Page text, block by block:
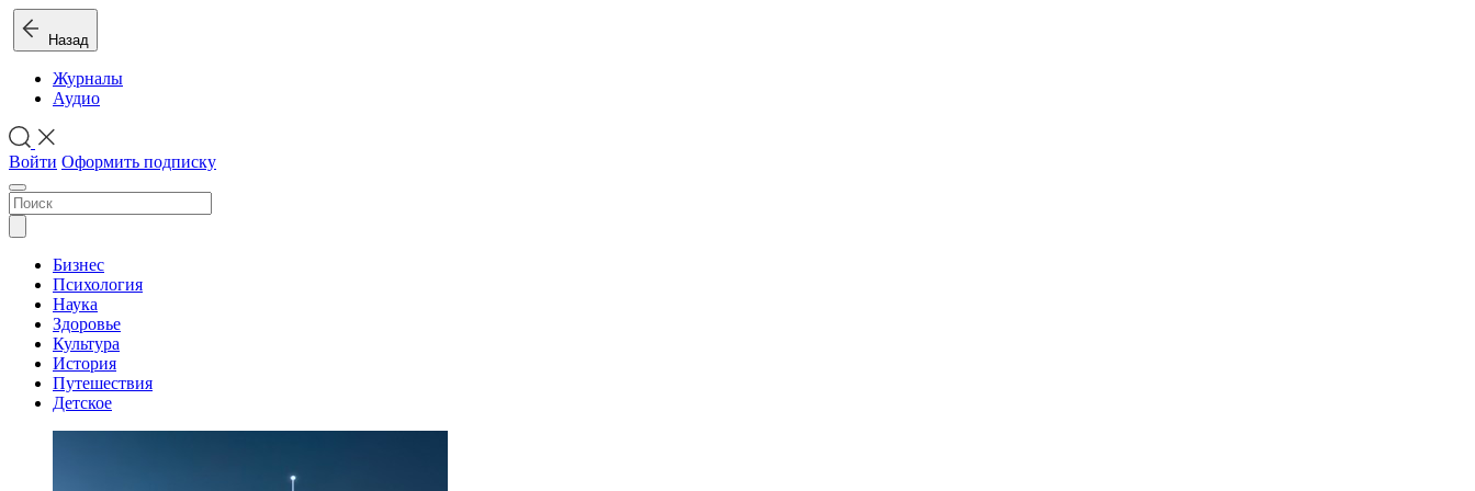
Назад
Журналы
Аудио
Войти Оформить подписку
Бизнес
Психология
Наука
Здоровье
Культура
История
Путешествия
Детское